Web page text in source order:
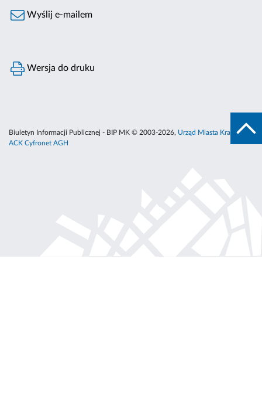
Wyślij e-mailem
Wersja do druku
Biuletyn Informacji Publicznej - BIP MK © 2003-2026, Urząd Miasta Krakowa
ACK Cyfronet AGH